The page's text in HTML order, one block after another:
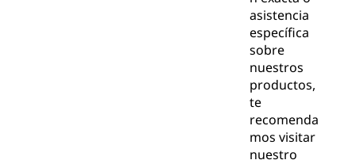
asistencia
específica
sobre
nuestros
productos,
te
recomenda
mos visitar
nuestro